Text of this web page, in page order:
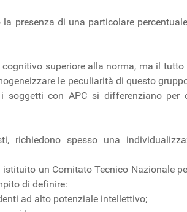
presenza di una particolare
superiore alla norma, ma il tutto
le peculiarità di questo
con APC si differenziano per
richiedono spesso una
un Comitato Tecnico Nazionale
di definire:
ad alto potenziale intellettivo;